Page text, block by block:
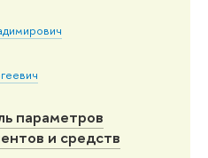
параметров
и средств